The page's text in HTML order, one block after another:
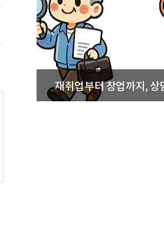
재취업부터 창업까지,